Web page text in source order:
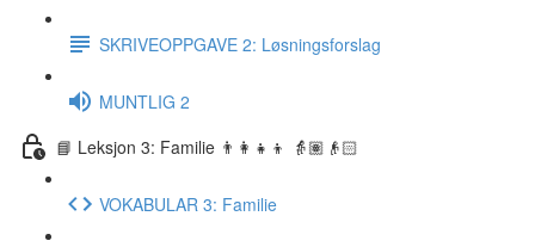
SKRIVEOPPGAVE 2: Løsningsforslag
MUNTLIG 2
📘 Leksjon 3: Familie 👨‍👩‍👧‍👦 👵🏽👴🏻
VOKABULAR 3: Familie